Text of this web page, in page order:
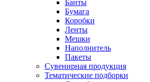
Банты
Бумага
Коробки
Ленты
Мешки
Наполнитель
Пакеты
Сувенирная продукция
Тематические подборки